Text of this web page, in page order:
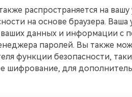
распространяется на вашу
на основе браузера. Ваша
ваших данных и информации с
паролей. Вы также
функции безопасности,
шифрование, для